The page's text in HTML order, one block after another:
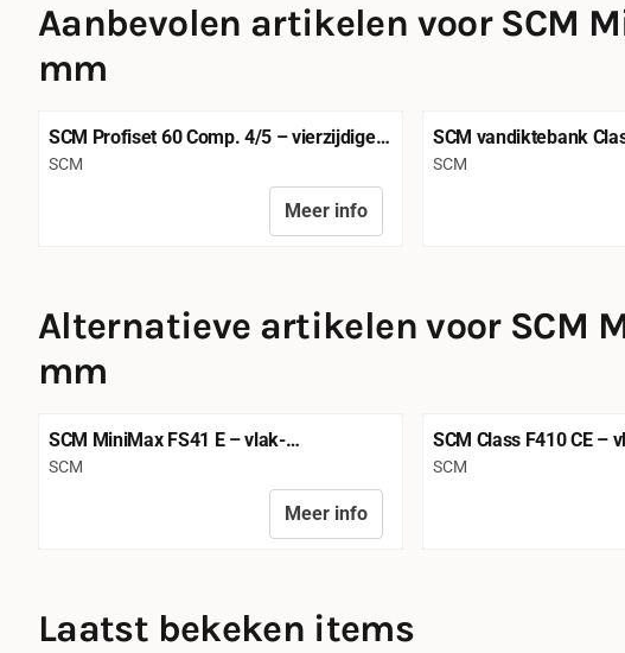
Aanbevolen artikelen voor SCM
mm
SCM Profiset 60 Comp. 4/5 – vierzijdige
schaafmachine
Merk:
SCM
Meer info
SCM vandiktebank
werkbreedte – CE
Merk:
SCM
Alternatieve artikelen voor SCM
mm
SCM MiniMax FS41 E – vlak-
vandiktebank – 410 mm werkbreedte
Merk:
SCM
Meer info
SCM Class F410 CE –
schaafbreedte
Merk:
SCM
Laatst bekeken items